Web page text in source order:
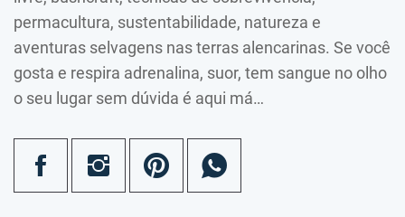
permacultura, sustentabilidade, natureza e
aventuras selvagens nas terras alencarinas. Se você
gosta e respira adrenalina, suor, tem sangue no olho
o seu lugar sem dúvida é aqui má…